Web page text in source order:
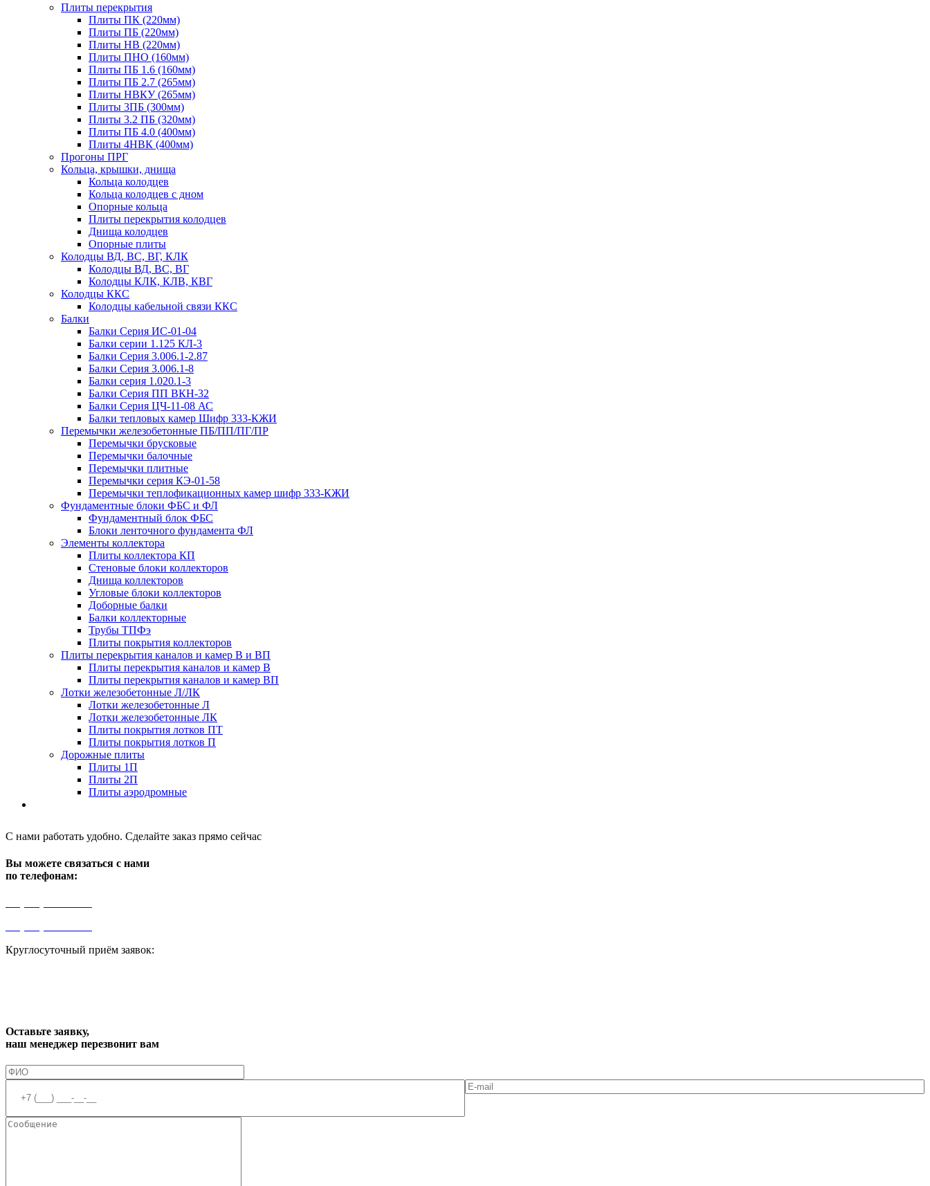
Плиты перекрытия
Плиты ПК (220мм)
Плиты ПБ (220мм)
Плиты НВ (220мм)
Плиты ПНО (160мм)
Плиты ПБ 1.6 (160мм)
Плиты ПБ 2.7 (265мм)
Плиты НВКУ (265мм)
Плиты 3ПБ (300мм)
Плиты 3.2 ПБ (320мм)
Плиты ПБ 4.0 (400мм)
Плиты 4НВК (400мм)
Прогоны ПРГ
Кольца, крышки, днища
Кольца колодцев
Кольца колодцев с дном
Опорные кольца
Плиты перекрытия колодцев
Днища колодцев
Опорные плиты
Колодцы ВД, ВС, ВГ, КЛК
Колодцы ВД, ВС, ВГ
Колодцы КЛК, КЛВ, КВГ
Колодцы ККС
Колодцы кабельной связи ККС
Балки
Балки Серия ИС-01-04
Балки серии 1.125 КЛ-3
Балки Серия 3.006.1-2.87
Балки Серия 3.006.1-8
Балки серия 1.020.1-3
Балки Серия ПП ВКН-32
Балки Серия ЦЧ-11-08 АС
Балки тепловых камер Шифр 333-КЖИ
Перемычки железобетонные ПБ/ПП/ПГ/ПР
Перемычки брусковые
Перемычки балочные
Перемычки плитные
Перемычки серия КЭ-01-58
Перемычки теплофикационных камер шифр 333-КЖИ
Фундаментные блоки ФБС и ФЛ
Фундаментный блок ФБС
Блоки ленточного фундамента ФЛ
Элементы коллектора
Плиты коллектора КП
Стеновые блоки коллекторов
Днища коллекторов
Угловые блоки коллекторов
Доборные балки
Балки коллекторные
Трубы ТПФэ
Плиты покрытия коллекторов
Плиты перекрытия каналов и камер В и ВП
Плиты перекрытия каналов и камер В
Плиты перекрытия каналов и камер ВП
Лотки железобетонные Л/ЛК
Лотки железобетонные Л
Лотки железобетонные ЛК
Плиты покрытия лотков ПТ
Плиты покрытия лотков П
Дорожные плиты
Плиты 1П
Плиты 2П
Плиты аэродромные
С нами работать удобно. Сделайте заказ прямо сейчас
Вы можете связаться с нами
по телефонам:
Круглосуточный приём заявок:
Оставьте заявку,
наш менеджер перезвонит вам